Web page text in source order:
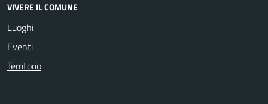
VIVERE IL COMUNE
Luoghi
Eventi
Territorio